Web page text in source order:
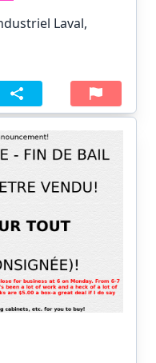
Laval,